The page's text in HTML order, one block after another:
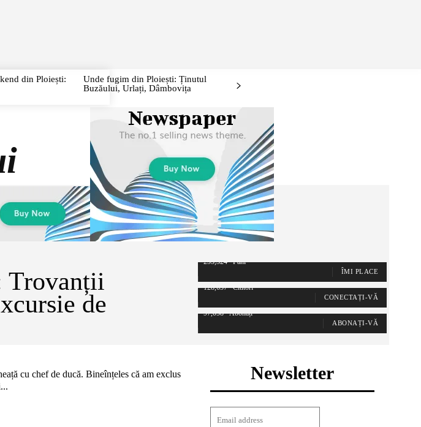
din Ploiești:
Unde fugim din Ploiești: Ținutul
Buzăului, Urlați, Dâmbovița
Trovanții
de
cu chef de ducă. Bineînțeles că am exclus
255,324 Fani
ÎMI PLACE
128,657 Cititori
CONECTAȚI-VĂ
97,058 Abonați
ABONAȚI-VĂ
Newsletter